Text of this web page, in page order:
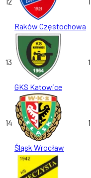
Raków Częstochowa
13
GKS Katowice
1
14
Śląsk Wrocław
1